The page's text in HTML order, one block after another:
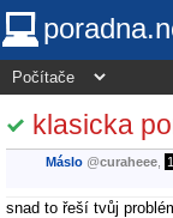
klasicka
Máslo @curaheee
snad to řeší tvůj